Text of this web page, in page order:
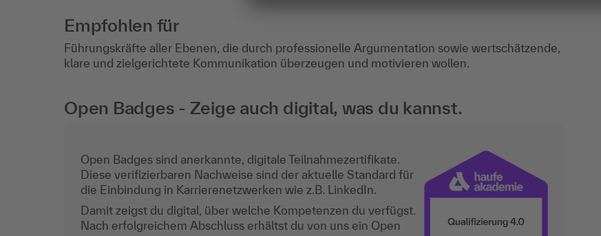
Empfohlen für
Führungskräfte aller Ebenen, die durch professionelle Argumentation sowie wertschätzende,
klare und zielgerichtete Kommunikation überzeugen und motivieren wollen.
Open Badges - Zeige auch digital, was du kannst.
Open Badges sind anerkannte, digitale Teilnahmezertifikate.
Diese verifizierbaren Nachweise sind der aktuelle Standard für
die Einbindung in Karrierenetzwerken wie z.B. LinkedIn.
Damit zeigst du digital, über welche Kompetenzen du verfügst.
Nach erfolgreichem Abschluss erhältst du von uns ein Open